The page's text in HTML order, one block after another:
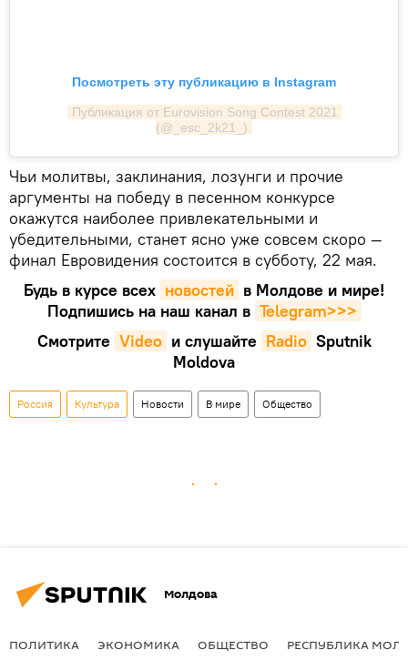
Посмотреть эту публикацию в Instagram
Публикация от Eurovision Song Contest 2021
(@_esc_2k21_)
Чьи молитвы, заклинания, лозунги и прочие
аргументы на победу в песенном конкурсе
окажутся наиболее привлекательными и
убедительными, станет ясно уже совсем скоро —
финал Евровидения состоится в субботу, 22 мая.
Будь в курсе всех новостей в Молдове и мире!
Подпишись на наш канал в Telegram>>>
Смотрите Video и слушайте Radio Sputnik
Moldova
Россия Культура Новости В мире Общество
Молдова
ПОЛИТИКА ЭКОНОМИКА ОБЩЕСТВО РЕСПУБЛИКА